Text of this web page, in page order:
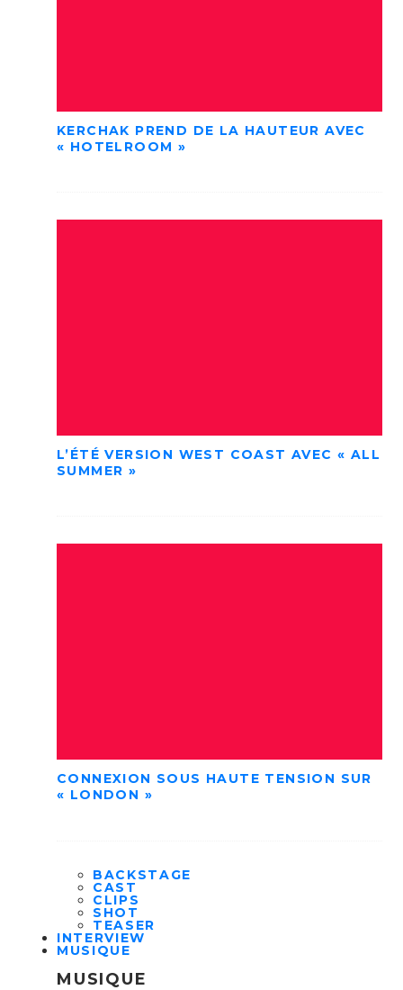
KERCHAK PREND DE LA HAUTEUR AVEC
« HOTELROOM »
L’ÉTÉ VERSION WEST COAST AVEC « ALL
SUMMER »
CONNEXION SOUS HAUTE TENSION SUR
« LONDON »
BACKSTAGE
CAST
CLIPS
SHOT
TEASER
INTERVIEW
MUSIQUE
MUSIQUE